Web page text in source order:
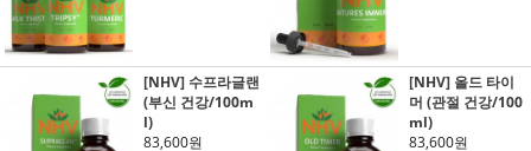
[NHV] 수프라글랜
(부신 건강/100m
l)
83,600원
[NHV] 올드 타이
머 (관절 건강/100
ml)
83,600원